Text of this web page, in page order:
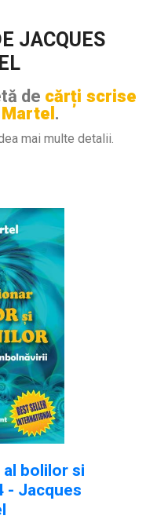
JACQUES
de cărți scrise
.
mai multe detalii.
bolilor si
- Jacques